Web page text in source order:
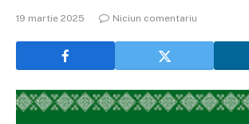
19 martie 2025 Niciun comentariu